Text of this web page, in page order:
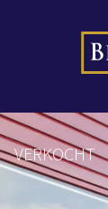
VERKOCHT